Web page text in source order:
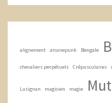
alignement arcanepunk Bengale
chevaliers perpétuels Crépusculaires
Lusignan magicien magie